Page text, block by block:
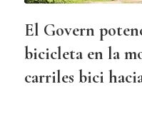
El Govern
bicicleta en la
carriles bici